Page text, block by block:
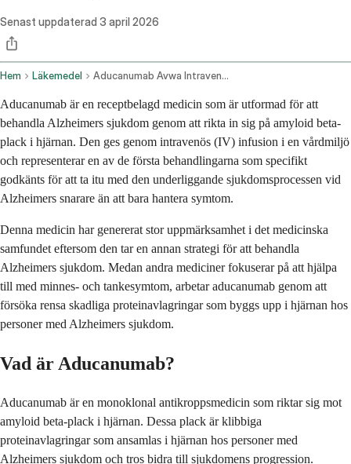
Senast uppdaterad 3 april 2026
Hem Läkemedel Aducanumab Avwa Intravenous Route
Aducanumab är en receptbelagd medicin som är utformad för att
behandla Alzheimers sjukdom genom att rikta in sig på amyloid beta-
plack i hjärnan. Den ges genom intravenös (IV) infusion i en vårdmiljö
och representerar en av de första behandlingarna som specifikt
godkänts för att ta itu med den underliggande sjukdomsprocessen vid
Alzheimers snarare än att bara hantera symtom.
Denna medicin har genererat stor uppmärksamhet i det medicinska
samfundet eftersom den tar en annan strategi för att behandla
Alzheimers sjukdom. Medan andra mediciner fokuserar på att hjälpa
till med minnes- och tankesymtom, arbetar aducanumab genom att
försöka rensa skadliga proteinavlagringar som byggs upp i hjärnan hos
personer med Alzheimers sjukdom.
Vad är Aducanumab?
Aducanumab är en monoklonal antikroppsmedicin som riktar sig mot
amyloid beta-plack i hjärnan. Dessa plack är klibbiga
proteinavlagringar som ansamlas i hjärnan hos personer med
Alzheimers sjukdom och tros bidra till sjukdomens progression.